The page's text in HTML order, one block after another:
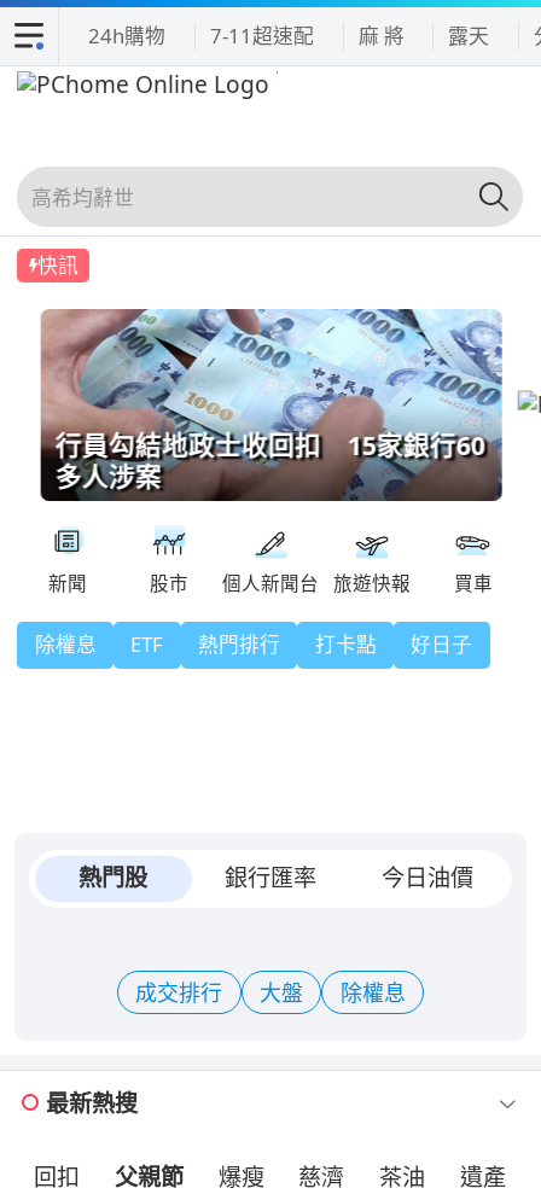
24h購物 7-11超速配 麻 將 露天
快訊
行員勾結地政士收回扣 15家銀行60
多人涉案
除權息 ETF 熱門排行 打卡點 好日子
熱門股 銀行匯率 今日油價
成交排行 大盤 除權息
最新熱搜
回扣 父親節 爆瘦 慈濟 茶油 遺產